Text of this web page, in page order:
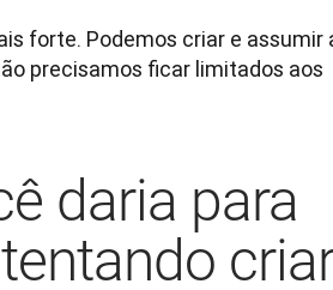
forte. Podemos criar e assumir
precisamos ficar limitados aos
daria para